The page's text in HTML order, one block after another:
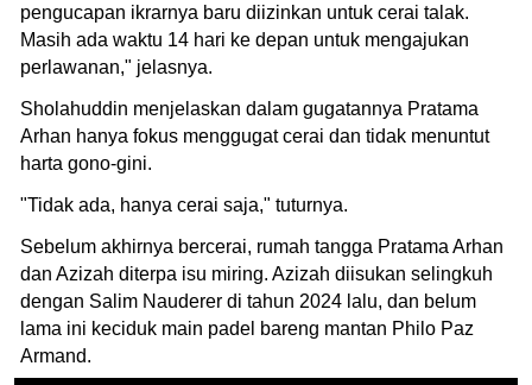
pengucapan ikrarnya baru diizinkan untuk cerai talak.
Masih ada waktu 14 hari ke depan untuk mengajukan
perlawanan," jelasnya.
Sholahuddin menjelaskan dalam gugatannya Pratama
Arhan hanya fokus menggugat cerai dan tidak menuntut
harta gono-gini.
"Tidak ada, hanya cerai saja," tuturnya.
Sebelum akhirnya bercerai, rumah tangga Pratama Arhan
dan Azizah diterpa isu miring. Azizah diisukan selingkuh
dengan Salim Nauderer di tahun 2024 lalu, dan belum
lama ini keciduk main padel bareng mantan Philo Paz
Armand.